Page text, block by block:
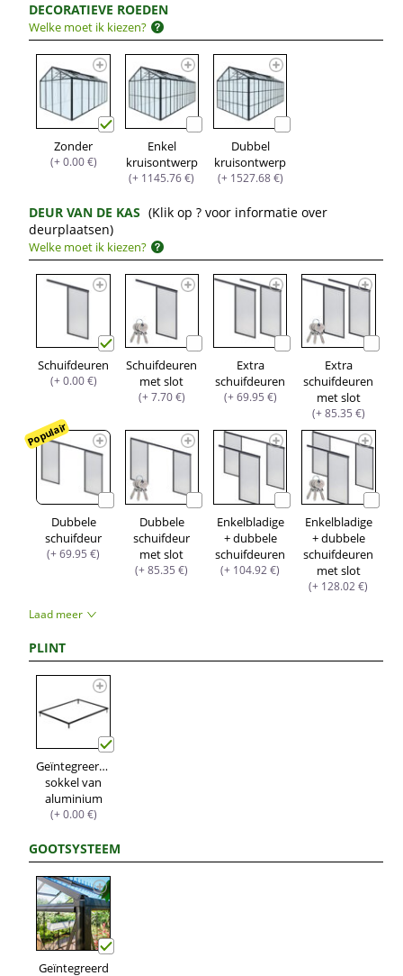
DECORATIEVE ROEDEN
Welke moet ik kiezen?
Zonder
(+ 0.00 €)
Enkel
kruisontwerp
(+ 1145.76 €)
Dubbel
kruisontwerp
(+ 1527.68 €)
DEUR VAN DE KAS (Klik op ? voor informatie over
deurplaatsen)
Welke moet ik kiezen?
Schuifdeuren
(+ 0.00 €)
Schuifdeuren
met slot
(+ 7.70 €)
Extra
schuifdeuren
(+ 69.95 €)
Extra
schuifdeuren
met slot
(+ 85.35 €)
Dubbele
schuifdeur
(+ 69.95 €)
Populair
Dubbele
schuifdeur
met slot
(+ 85.35 €)
Enkelbladige
+ dubbele
schuifdeuren
(+ 104.92 €)
Enkelbladige
+ dubbele
schuifdeuren
met slot
(+ 128.02 €)
Laad meer
PLINT
Geïntegreerde
sokkel van
aluminium
(+ 0.00 €)
GOOTSYSTEEM
Geïntegreerd